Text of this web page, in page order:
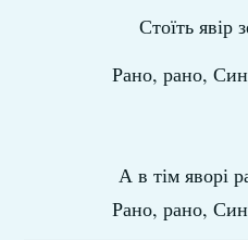
Стоїть явір
Рано, рано,
А в тім яворі
Рано, рано,